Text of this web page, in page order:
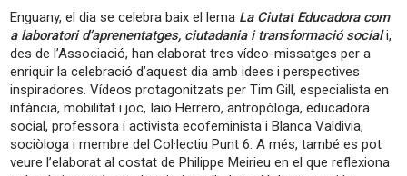
Enguany, el dia se celebra baix el lema La Ciutat Educadora com
a laboratori d’aprenentatges, ciutadania i transformació sociali,
des de l’Associació, han elaborat tres vídeo-missatges per a
enriquir la celebració d’aquest dia amb idees i perspectives
inspiradores. Vídeos protagonitzats per Tim Gill, especialista en
infància, mobilitat i joc, Iaio Herrero, antropòloga, educadora
social, professora i activista ecofeminista i Blanca Valdivia,
sociòloga i membre del Col·lectiu Punt 6. A més, també es pot
veure l’elaborat al costat de Philippe Meirieu en el que reflexiona